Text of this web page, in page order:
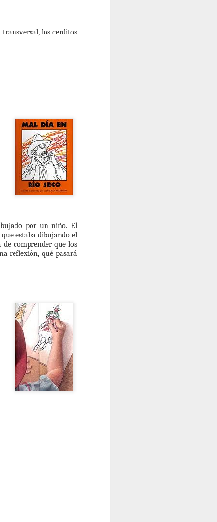
los cerditos
por un niño. El
estaba dibujando el
comprender que los
reflexión, qué pasará